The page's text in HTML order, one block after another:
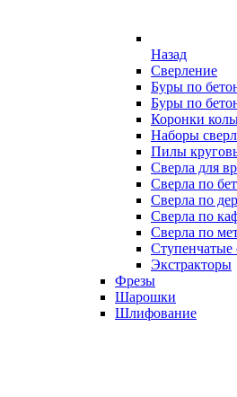
Назад
Сверление
Буры по
Буры по
Коронки
Наборы сверл
Пилы
Сверла для
Сверла по
Сверла по
Сверла по
Сверла по
Ступенчатые
Экстракторы
Фрезы
Шарошки
Шлифование